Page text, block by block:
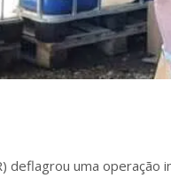
deflagrou uma